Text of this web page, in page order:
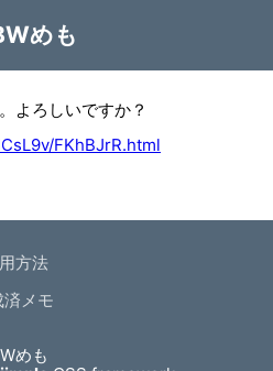
めも
よろしいですか？
FKhBJrR.html
方法
済メモ
めも